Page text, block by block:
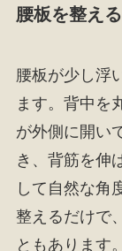
腰板を整え
腰板が少し浮
ます。背中を
が外側に開い
き、背筋を伸
して自然な角
整えるだけで
ともあります。